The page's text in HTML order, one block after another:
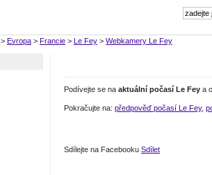
> Evropa > Francie > Le Fey > Webkamery Le Fey
Podívejte se na aktuální počasí Le Fey a
Pokračujte na: předpověď počasí Le Fey,
Sdílejte na Facebooku Sdílet